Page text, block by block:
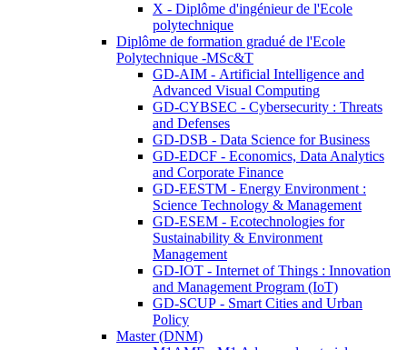
X - Diplôme d'ingénieur de l'Ecole
polytechnique
Diplôme de formation gradué de l'Ecole
Polytechnique -MSc&T
GD-AIM - Artificial Intelligence and
Advanced Visual Computing
GD-CYBSEC - Cybersecurity : Threats
and Defenses
GD-DSB - Data Science for Business
GD-EDCF - Economics, Data Analytics
and Corporate Finance
GD-EESTM - Energy Environment :
Science Technology & Management
GD-ESEM - Ecotechnologies for
Sustainability & Environment
Management
GD-IOT - Internet of Things : Innovation
and Management Program (IoT)
GD-SCUP - Smart Cities and Urban
Policy
Master (DNM)